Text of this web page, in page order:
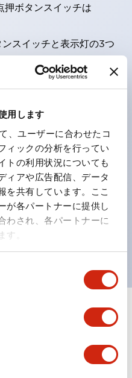
用します
、ユーザーに合わせたコ
ィックの分析を行ってい
トの利用状況についても
ィアや広告配信、データ
を共有しています。ここ
が各パートナーに提供し
わされ、各パートナーに
す。
ボタンスイッチは
スイッチと表示灯の3つ
にした2点押ボタンスイッ
LSRD球）。これまで色
1色のLED球で各色を表
対応。表示灯（角平形）
灯時のランプ色の識別が
険時や緊急事態時の色表
多くの方が識別可能に。
すべて展開 +